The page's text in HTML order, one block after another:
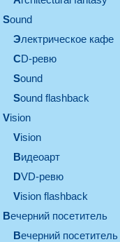
sound
электрическое кафе
CD-ревю
sound
Sound flashback
vision
vision
видеоарт
DVD-ревю
Vision flashback
вечерний посетитель
вечерний посетитель